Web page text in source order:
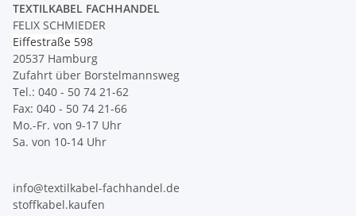
TEXTILKABEL FACHHANDEL
FELIX SCHMIEDER
Eiffestraße 598
20537 Hamburg
Zufahrt über Borstelmannsweg
Tel.: 040 - 50 74 21-62
Fax: 040 - 50 74 21-66
Mo.-Fr. von 9-17 Uhr
Sa. von 10-14 Uhr
info@textilkabel-fachhandel.de
stoffkabel.kaufen